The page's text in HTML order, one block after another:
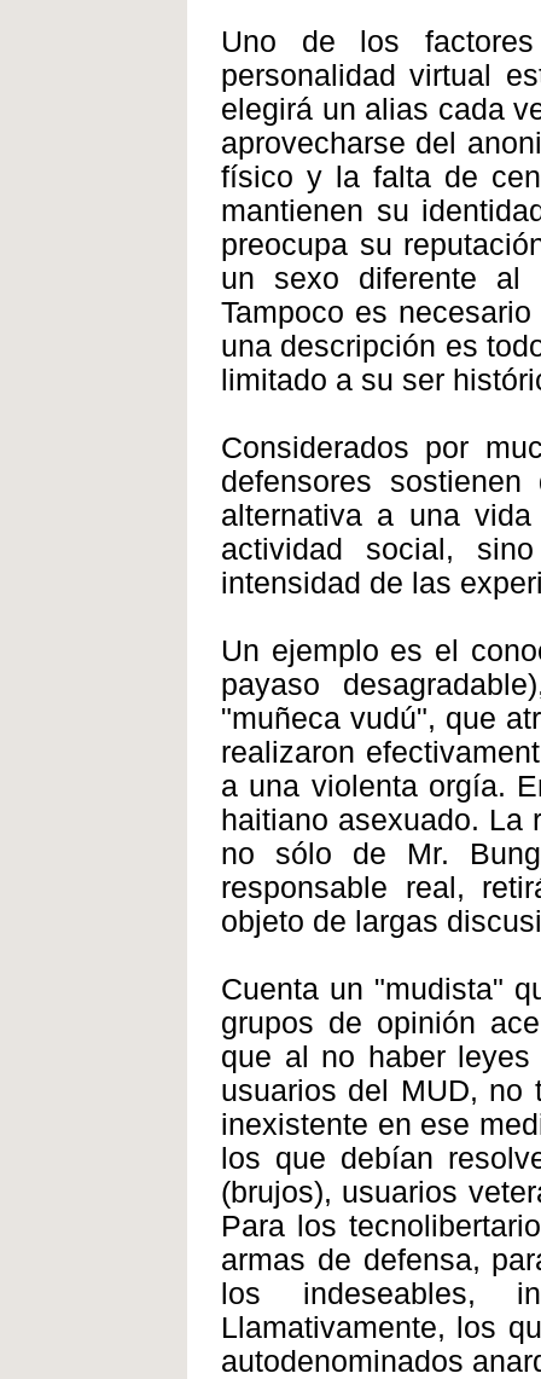
Uno de los
personalidad virtual
elegirá un alias cada
aprovecharse del
físico y la falta de
mantienen su
preocupa su
un sexo diferente al
Tampoco es
una descripción es
limitado a su ser
Considerados por
defensores
alternativa a una
actividad social,
intensidad de las
Un ejemplo es el
payaso
"muñeca vudú", que
realizaron
a una violenta orgía.
haitiano asexuado. La
no sólo de Mr.
responsable real,
objeto de largas
Cuenta un "mudista"
grupos de opinión
que al no haber
usuarios del MUD, no
inexistente en ese
los que debían
(brujos), usuarios
Para los
armas de defensa,
los indeseables,
Llamativamente, los
autodenominados